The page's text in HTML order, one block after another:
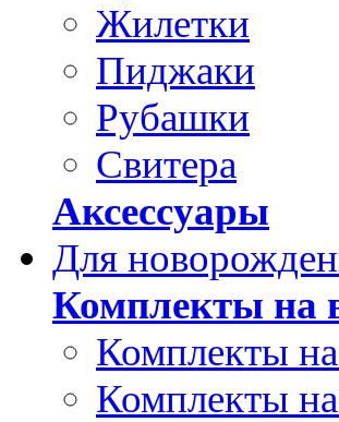
Жилетки
Пиджаки
Рубашки
Свитера
Аксессуары
Для
Комплекты на
Комплекты
Комплекты